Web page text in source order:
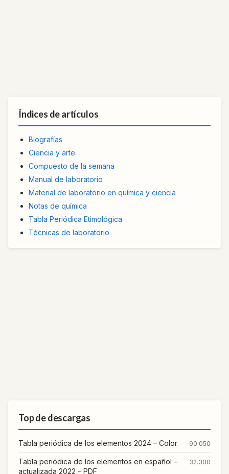
Índices de artículos
Biografías
Ciencia y arte
Compuesto de la semana
Manual de laboratorio
Material de laboratorio en química y ciencia
Notas de química
Tabla Periódica Etimológica
Técnicas de laboratorio
Top de descargas
Tabla periódica de los elementos 2024 – Color 90.050
Tabla periódica de los elementos en español –
actualizada 2022 – PDF
32.300